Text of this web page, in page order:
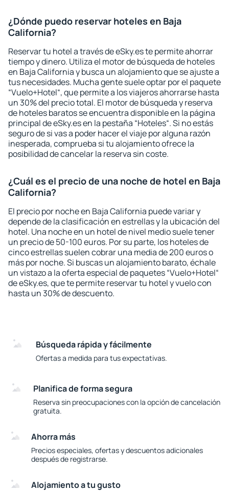
¿Dónde puedo reservar hoteles en Baja
California?
Reservar tu hotel a través de eSky.es te permite ahorrar
tiempo y dinero. Utiliza el motor de búsqueda de hoteles
en Baja California y busca un alojamiento que se ajuste a
tus necesidades. Mucha gente suele optar por el paquete
“Vuelo+Hotel“, que permite a los viajeros ahorrarse hasta
un 30% del precio total. El motor de búsqueda y reserva
de hoteles baratos se encuentra disponible en la página
principal de eSky.es en la pestaña “Hoteles“. Si no estás
seguro de si vas a poder hacer el viaje por alguna razón
inesperada, comprueba si tu alojamiento ofrece la
posibilidad de cancelar la reserva sin coste.
¿Cuál es el precio de una noche de hotel en Baja
California?
El precio por noche en Baja California puede variar y
depende de la clasificación en estrellas y la ubicación del
hotel. Una noche en un hotel de nivel medio suele tener
un precio de 50-100 euros. Por su parte, los hoteles de
cinco estrellas suelen cobrar una media de 200 euros o
más por noche. Si buscas un alojamiento barato, échale
un vistazo a la oferta especial de paquetes “Vuelo+Hotel“
de eSky.es, que te permite reservar tu hotel y vuelo con
hasta un 30% de descuento.
Búsqueda rápida y fácilmente
Ofertas a medida para tus expectativas.
Planifica de forma segura
Reserva sin preocupaciones con la opción de cancelación
gratuita.
Ahorra más
Precios especiales, ofertas y descuentos adicionales
después de registrarse.
Alojamiento a tu gusto